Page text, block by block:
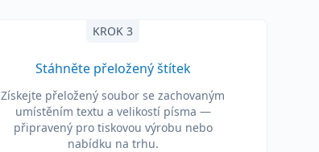
KROK 3
Stáhněte přeložený štítek
Získejte přeložený soubor se zachovaným
umístěním textu a velikostí písma —
připravený pro tiskovou výrobu nebo
nabídku na trhu.